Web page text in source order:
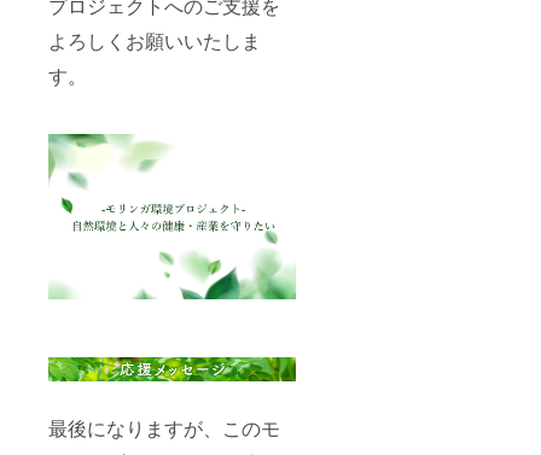
プロジェクトへのご支援を
よろしくお願いいたしま
す。
最後になりますが、このモ